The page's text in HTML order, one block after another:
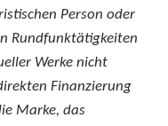
Person oder
Rundfunktätigkeiten
Werke nicht
Finanzierung
Marke, das